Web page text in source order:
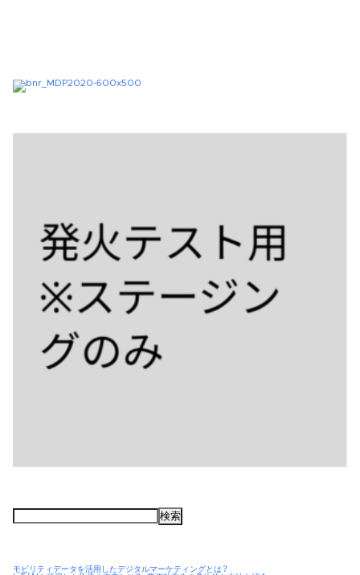
検
モビリティデータを活用したデジタルマーケティングとは？